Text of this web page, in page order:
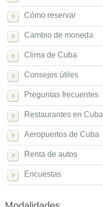
Cómo reservar
Cambio de moneda
Clima de Cuba
Consejos útiles
Preguntas frecuentes
Restaurantes en Cuba
Aeropuertos de Cuba
Renta de autos
Encuestas